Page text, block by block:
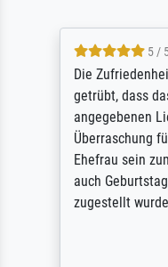
5 /
Die
getrübt, dass
angegebenen
Überraschung
Ehefrau sein
auch
zugestellt